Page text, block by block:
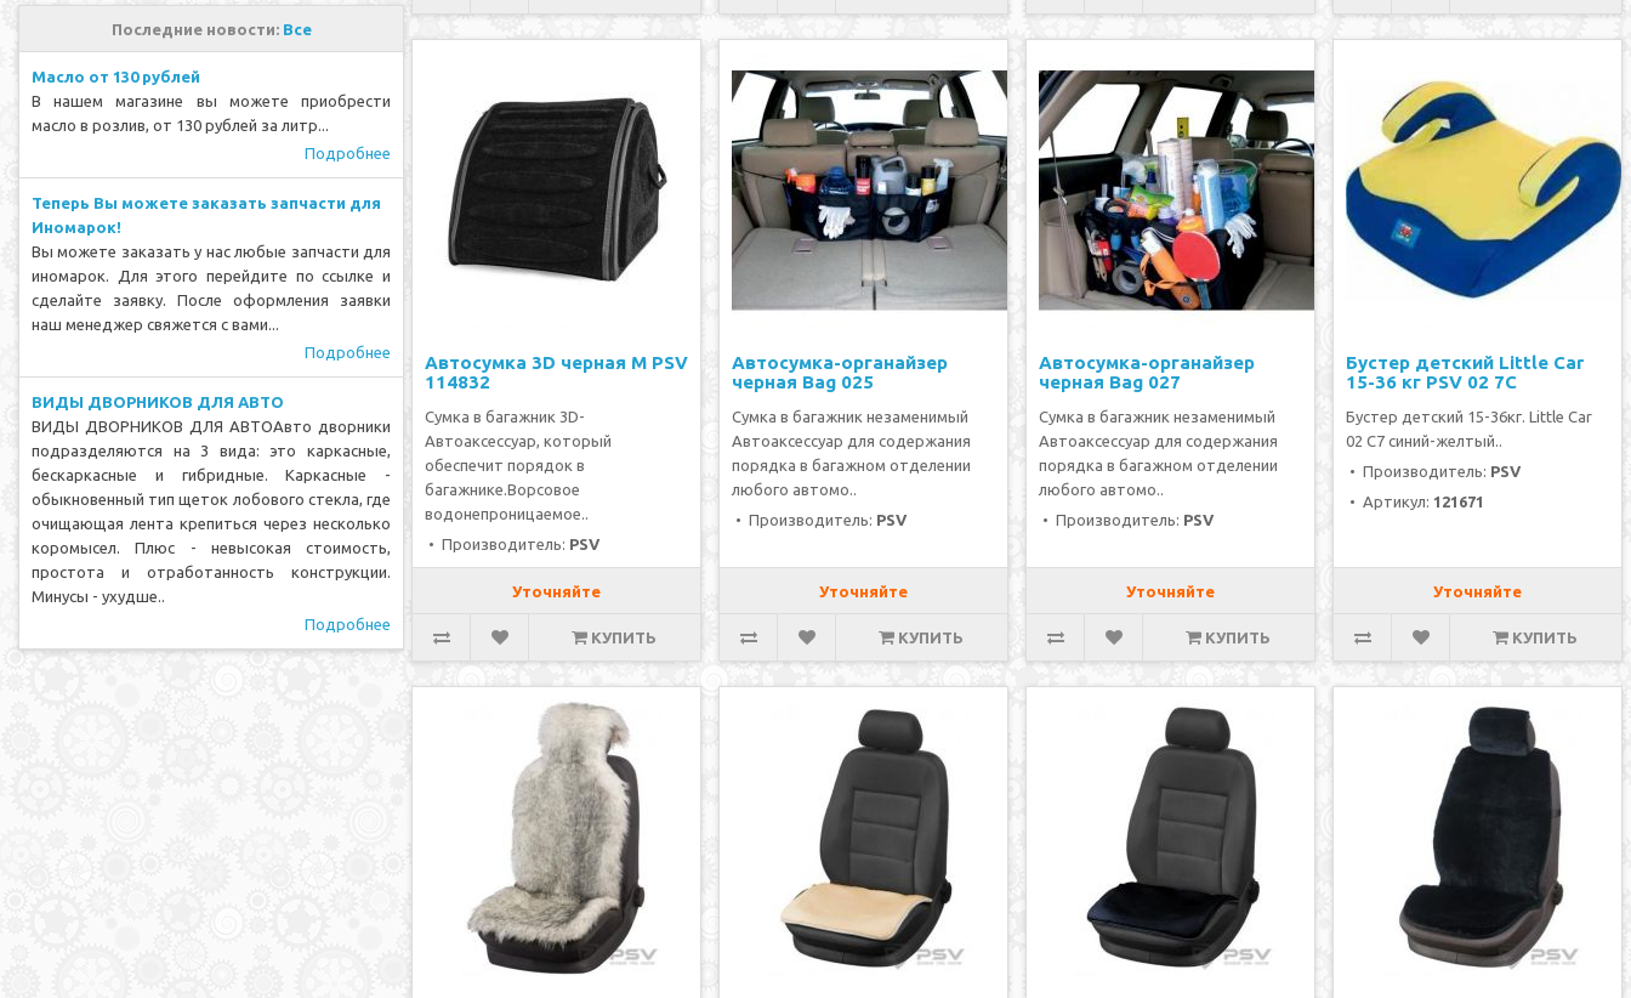
Последние новости: Все
Масло от 130 рублей
В нашем магазине вы можете приобрести
масло в розлив, от 130 рублей за литр...
Подробнее
Теперь Вы можете заказать запчасти для
Иномарок!
Вы можете заказать у нас любые запчасти для
иномарок. Для этого перейдите по ссылке и
сделайте заявку. После оформления заявки
наш менеджер свяжется с вами...
Подробнее
ВИДЫ ДВОРНИКОВ ДЛЯ АВТО
ВИДЫ ДВОРНИКОВ ДЛЯ АВТОАвто дворники
подразделяются на 3 вида: это каркасные,
бескаркасные и гибридные. Каркасные -
обыкновенный тип щеток лобового стекла, где
очищающая лента крепиться через несколько
коромысел. Плюс - невысокая стоимость,
простота и отработанность конструкции.
Минусы - ухудше..
Подробнее
Автосумка 3D черная М PSV
114832
Сумка в багажник 3D-
Автоаксессуар, который
обеспечит порядок в
багажнике.Ворсовое
водонепроницаемое..
• Производитель: PSV
Уточняйте
КУПИТЬ
Автосумка-органайзер
черная Bag 025
Сумка в багажник незаменимый
Автоаксессуар для содержания
порядка в багажном отделении
любого автомо..
• Производитель: PSV
Уточняйте
КУПИТЬ
Автосумка-органайзер
черная Bag 027
Сумка в багажник незаменимый
Автоаксессуар для содержания
порядка в багажном отделении
любого автомо..
• Производитель: PSV
Уточняйте
КУПИТЬ
Бустер детский Little Car
15-36 кг PSV 02 7С
Бустер детский 15-36кг. Little Car
02 С7 синий-желтый..
• Производитель: PSV
• Артикул: 121671
Уточняйте
КУПИТЬ